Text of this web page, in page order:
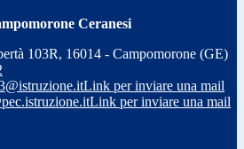
Ceranesi
103R, 16014 - Campomorone (GE)
Link per inviare una mail
Link per inviare una mail